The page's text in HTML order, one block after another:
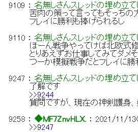
9109 ：名無しさんスレッドの埋め立
苦肉の策って言ってもそっち
フレイに勝利も捧げられるし
9110 ：名無しさんスレッドの埋め立
ほーん戦争やってけば北欧式
とりあえずお仕事してみてダメ
つーか模擬戦争だとフレイに
9247 ：名無しさんスレッドの埋め立
了解です
>>9244
質問ですが、現在の神剣護身、
9258 ：◆MF7ZnvHLX. ：2021/11/
>>9247